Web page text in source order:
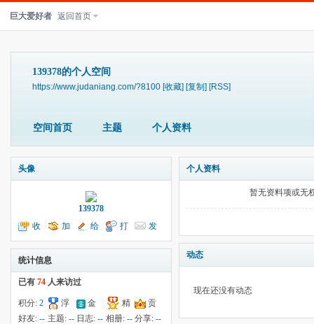
巨大爱好者 返回首页
139378的个人空间
https://www.judaniang.com/?8100 [收藏] [复制] [RSS]
空间首页 主题 个人资料
头像
139378
收
听TA
加
为好友
给
我留言
打
个招呼
发
送消息
统计信息
已有 74 人来访过
积分: 2
浮
云:517
金
钱:--
精
华:--
贡
献:--
好友: -- 主题: -- 日志:-- 相册: -- 分享:--
个人资料
暂无资料项或无
动态
现在还没有动态